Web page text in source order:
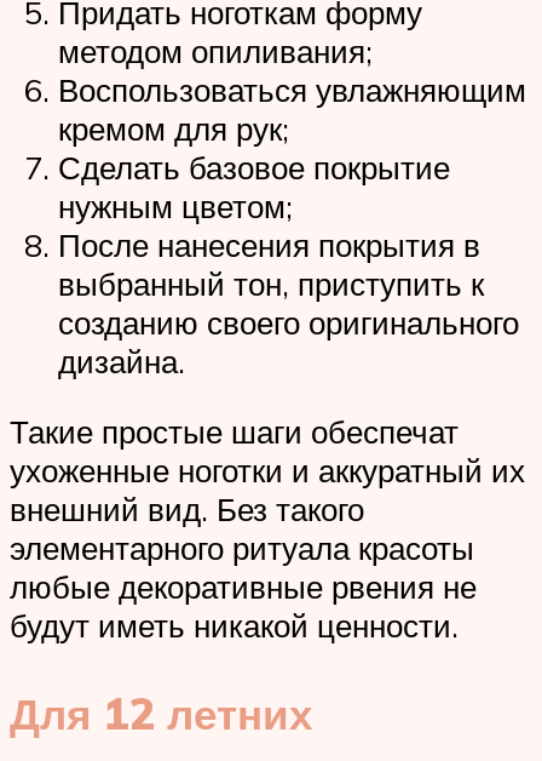
Придать ноготкам форму
методом опиливания;
Воспользоваться увлажняющим
кремом для рук;
Сделать базовое покрытие
нужным цветом;
После нанесения покрытия в
выбранный тон, приступить к
созданию своего оригинального
дизайна.
Такие простые шаги обеспечат
ухоженные ноготки и аккуратный их
внешний вид. Без такого
элементарного ритуала красоты
любые декоративные рвения не
будут иметь никакой ценности.
Для 12 летних